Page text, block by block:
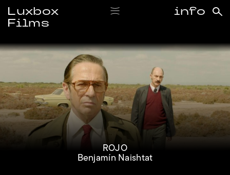
Luxbox
Films
info
ROJO
Benjamín Naishtat